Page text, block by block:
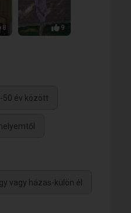
8 9
50 év között
vagy házas-külön él